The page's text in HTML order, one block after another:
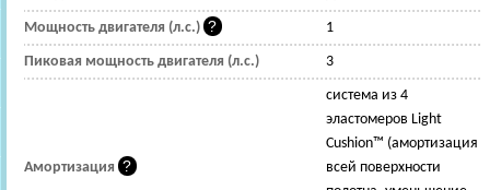
Мощность двигателя (л.с.) 1
Пиковая мощность двигателя (л.с.) 3
Амортизация
система из 4
эластомеров Light
Cushion™ (амортизация
всей поверхности